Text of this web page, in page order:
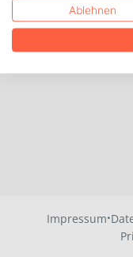
Impressum·
Ablehnen